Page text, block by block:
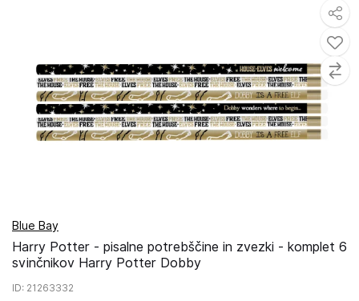
Blue Bay
Harry Potter - pisalne potrebščine in zvezki - komplet 6
svinčnikov Harry Potter Dobby
ID: 21263332